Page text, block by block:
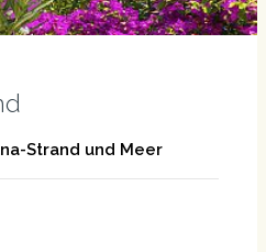
Strand und Meer